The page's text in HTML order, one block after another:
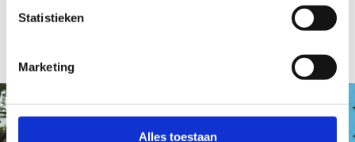
Statistieken
Marketing
Alles toestaan